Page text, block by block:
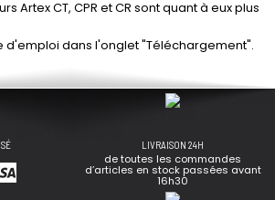
Artex CT, CPR et CR sont quant à eux plus
d'emploi dans l'onglet "Téléchargement".
LIVRAISON 24H
de toutes les commandes
d’articles en stock passées avant
16h30